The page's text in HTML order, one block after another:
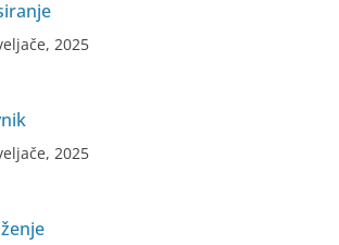
2025
2025